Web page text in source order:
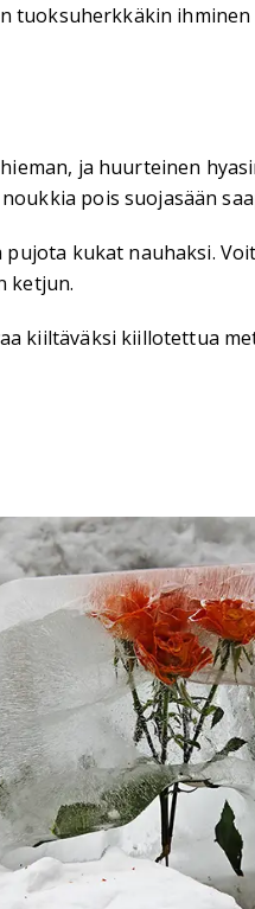
tuoksuherkkäkin
ja huurteinen
pois suojasään
kukat nauhaksi.
ketjun.
kiiltäväksi kiillotettua